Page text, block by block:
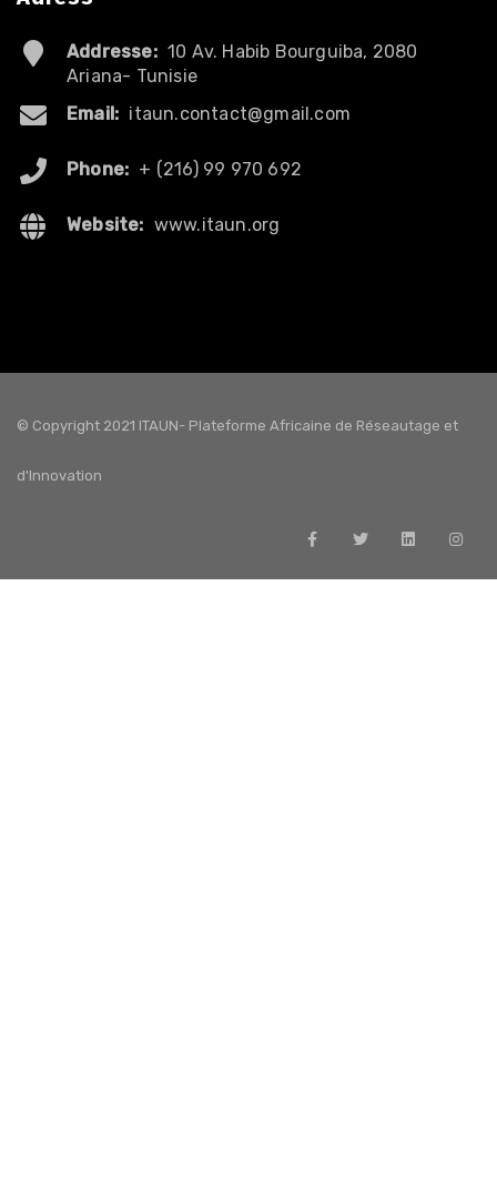
Addresse: 10 Av. Habib Bourguiba, 2080
Ariana- Tunisie
Email: itaun.contact@gmail.com
Phone: + (216) 99 970 692
Website: www.itaun.org
© Copyright 2021 ITAUN- Plateforme Africaine de Réseautage et
d'Innovation